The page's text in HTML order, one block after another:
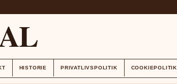
HISTORIE PRIVATLIVSPOLITIK COOKIEPOLITIK